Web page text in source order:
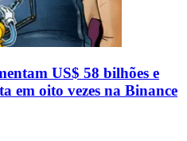
US$ 58 bilhões e
em oito vezes na Binance